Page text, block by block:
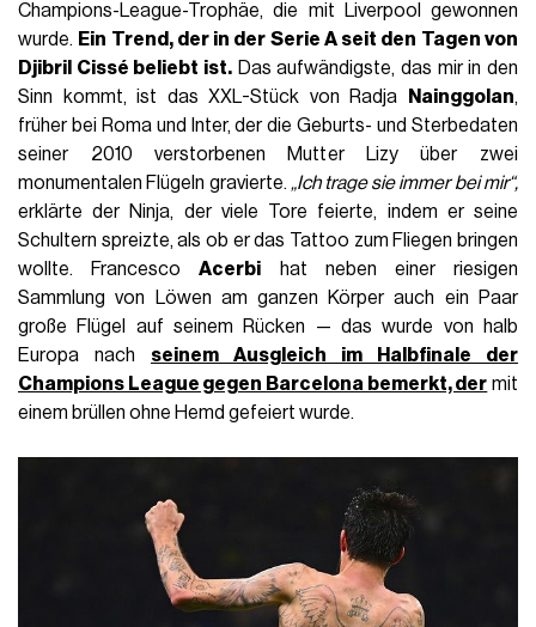
Champions-League-Trophäe, die mit Liverpool gewonnen
wurde. Ein Trend, der in der Serie A seit den Tagen von
Djibril Cissé beliebt ist. Das aufwändigste, das mir in den
Sinn kommt, ist das XXL-Stück von Radja
Nainggolan,
früher bei Roma und Inter, der die Geburts- und Sterbedaten
seiner 2010 verstorbenen Mutter Lizy über zwei
monumentalen Flügeln gravierte. „Ich trage sie immer bei mir“,
erklärte der Ninja, der viele Tore feierte, indem er seine
Schultern spreizte, als ob er das Tattoo zum Fliegen bringen
wollte. FrancescoAcerbi hat neben einer riesigen
Sammlung von Löwen am ganzen Körper auch ein Paar
große Flügel auf seinem Rücken — das wurde von halb
Europa nach seinem Ausgleich im Halbfinale der
Champions League gegen Barcelona bemerkt, der mit
einem brüllen ohne Hemd gefeiert wurde.